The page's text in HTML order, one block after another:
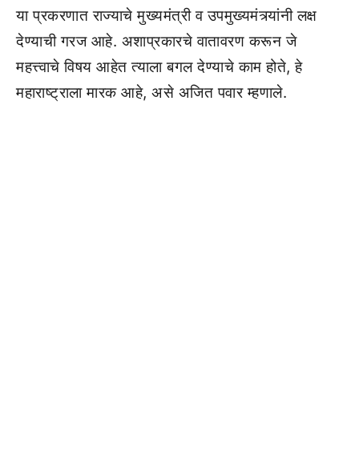
या प्रकरणात राज्याचे मुख्यमंत्री व उपमुख्यमंत्र्यांनी लक्ष
देण्याची गरज आहे. अशाप्रकारचे वातावरण करून जे
महत्त्वाचे विषय आहेत त्याला बगल देण्याचे काम होते, हे
महाराष्ट्राला मारक आहे, असे अजित पवार म्हणाले.